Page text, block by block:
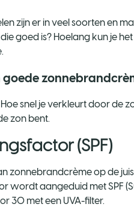
zijn er in veel soorten en
goed is? Hoelang kun je
goede
Hoe snel je verkleurt door de
zon bent.
(SPF)
zonnebrandcrème op de
wordt aangeduid met SPF
30 met een UVA-filter.